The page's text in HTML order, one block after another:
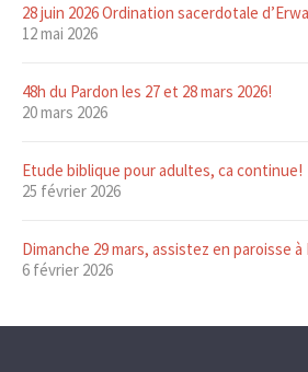
28 juin 2026 Ordination sacerdotale
12 mai 2026
48h du Pardon les 27 et 28 mars 2026!
20 mars 2026
Etude biblique pour adultes, ca continue!
25 février 2026
Dimanche 29 mars, assistez en paroisse
6 février 2026